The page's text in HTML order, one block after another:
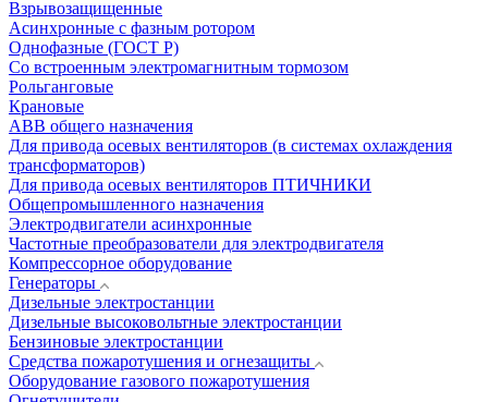
Взрывозащищенные
Асинхронные с фазным ротором
Однофазные (ГОСТ Р)
Со встроенным электромагнитным тормозом
Рольганговые
Крановые
АВВ общего назначения
Для привода осевых вентиляторов (в системах охлаждения
трансформаторов)
Для привода осевых вентиляторов ПТИЧНИКИ
Общепромышленного назначения
Электродвигатели асинхронные
Частотные преобразователи для электродвигателя
Компрессорное оборудование
Генераторы
Дизельные электростанции
Дизельные высоковольтные электростанции
Бензиновые электростанции
Средства пожаротушения и огнезащиты
Оборудование газового пожаротушения